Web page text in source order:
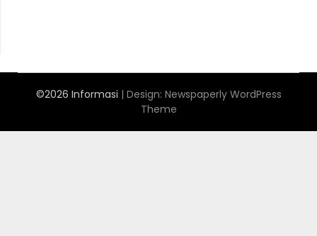
©2026 Informasi | Design: Newspaperly WordPress
Theme